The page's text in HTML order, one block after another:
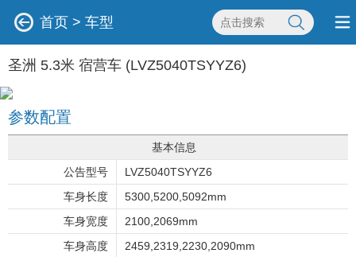
首页 > 车型
圣洲 5.3米 宿营车 (LVZ5040TSYYZ6)
参数配置
基本信息
公告型号
LVZ5040TSYYZ6
车身长度
5300,5200,5092mm
车身宽度
2100,2069mm
车身高度
2459,2319,2230,2090mm